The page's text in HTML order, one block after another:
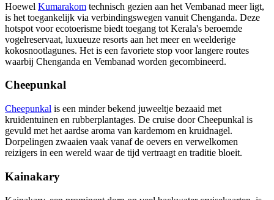
Hoewel Kumarakom technisch gezien aan het Vembanad meer ligt,
is het toegankelijk via verbindingswegen vanuit Chenganda. Deze
hotspot voor ecotoerisme biedt toegang tot Kerala's beroemde
vogelreservaat, luxueuze resorts aan het meer en weelderige
kokosnootlagunes. Het is een favoriete stop voor langere routes
waarbij Chenganda en Vembanad worden gecombineerd.
Cheepunkal
Cheepunkal is een minder bekend juweeltje bezaaid met
kruidentuinen en rubberplantages. De cruise door Cheepunkal is
gevuld met het aardse aroma van kardemom en kruidnagel.
Dorpelingen zwaaien vaak vanaf de oevers en verwelkomen
reizigers in een wereld waar de tijd vertraagt en traditie bloeit.
Kainakary